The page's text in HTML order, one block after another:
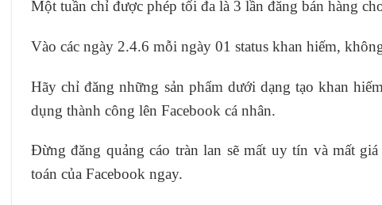
Một tuần chỉ được phép tối đa là 3 lần đăng bán hàng
Vào các ngày 2.4.6 mỗi ngày 01 status khan hiếm,
Hãy chỉ đăng những sản phẩm dưới dạng tạo khan
dụng thành công lên Facebook cá nhân.
Đừng đăng quảng cáo tràn lan sẽ mất uy tín và mất
toán của Facebook ngay.